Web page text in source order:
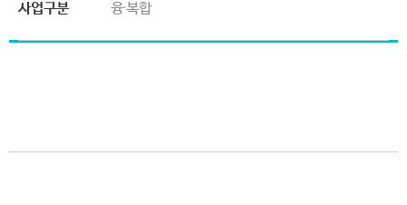
사업구분
융·복합